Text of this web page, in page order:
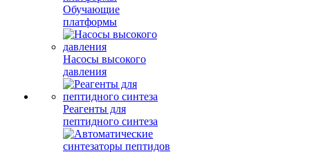
Обучающие
платформы
Насосы высокого
давления
Реагенты для
пептидного синтеза